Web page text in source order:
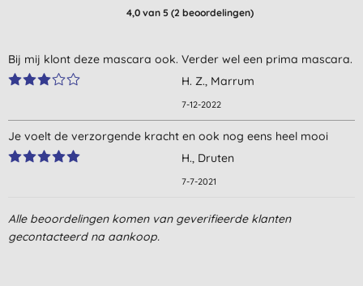
4,0van 5 (2 beoordelingen)
Bij mij klont deze mascara ook. Verder wel een prima mascara.
H. Z., Marrum
7-12-2022
Je voelt de verzorgende kracht en ook nog eens heel mooi
H., Druten
7-7-2021
Alle beoordelingen komen van geverifieerde klanten
gecontacteerd na aankoop.